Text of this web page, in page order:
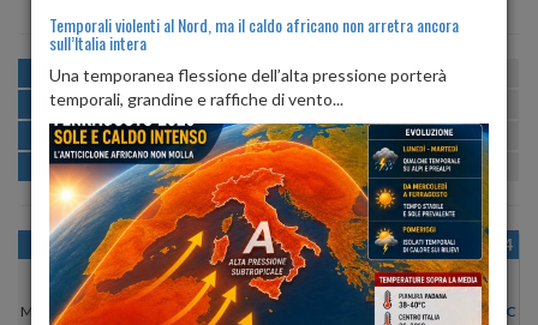
MATTINA min:22º max:26º U:
POMERIGGIO min:27º max:31º
SERA min:22º max:31º U:82% 94%
NOTTE min: 21º max:22º U:96%
OGGI
Min:
22°C
DOM 09
Min:
LUN 10
Min:22°C
MAR 11
Min:
22°C
MER 12 GIO 13
Min:20°C
VEN 14
20°C
Temporali violenti al Nord, ma il caldo africano non arretra ancora
sull’Italia intera
Una temporanea flessione dell’alta pressione porterà
temporali, grandine e raffiche di vento...